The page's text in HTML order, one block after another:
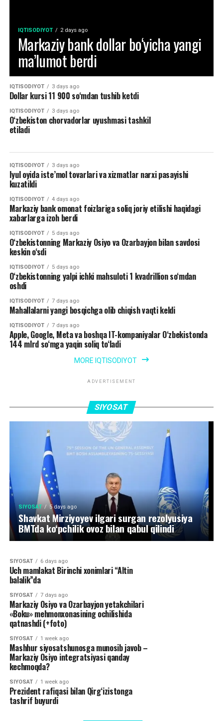
IQTISODIYOT 2 days ago
Markaziy bank dollar bo‘yicha yangi
ma’lumot berdi
IQTISODIYOT 3 days ago
Dollar kursi 11 900 so‘mdan tushib ketdi
IQTISODIYOT 3 days ago
O‘zbekiston chorvadorlar uyushmasi tashkil
etiladi
IQTISODIYOT 3 days ago
Iyul oyida iste’mol tovarlari va xizmatlar narxi pasayishi
kuzatildi
IQTISODIYOT 4 days ago
Markaziy bank omonat foizlariga soliq joriy etilishi haqidagi
xabarlarga izoh berdi
IQTISODIYOT 5 days ago
O‘zbekistonning Markaziy Osiyo va Ozarbayjon bilan savdosi
keskin o‘sdi
IQTISODIYOT 5 days ago
O‘zbekistonning yalpi ichki mahsuloti 1 kvadrillion so‘mdan
oshdi
IQTISODIYOT 7 days ago
Mahallalarni yangi bosqichga olib chiqish vaqti keldi
IQTISODIYOT 7 days ago
Apple, Google, Meta va boshqa IT-kompaniyalar O‘zbekistonda
144 mlrd so‘mga yaqin soliq to‘ladi
MORE IQTISODIYOT
ADVERTISEMENT
SIYOSAT
SIYOSAT 5 days ago
Shavkat Mirziyoyev ilgari surgan rezolyusiya
BMTda ko‘pchilik ovoz bilan qabul qilindi
SIYOSAT 6 days ago
Geosiyosiy muvozanat san’ati va yangi
mintaqaviy voqelik
SIYOSAT 6 days ago
Uch mamlakat Birinchi xonimlari “Altin
balalik”da
SIYOSAT 7 days ago
Markaziy Osiyo va Ozarbayjon yetakchilari
«Boku» mehmonxonasining ochilishida
qatnashdi (+foto)
SIYOSAT 1 week ago
Mashhur siyosatshunosga munosib javob –
Markaziy Osiyo integratsiyasi qanday
kechmoqda?
SIYOSAT 1 week ago
Prezident rafiqasi bilan Qirg‘izistonga
tashrif buyurdi